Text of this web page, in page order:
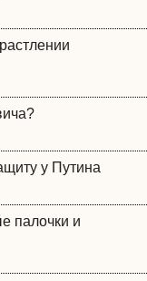
у Путина
палочки и